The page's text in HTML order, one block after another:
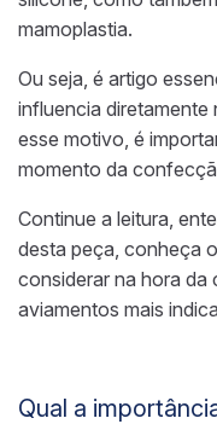
mamoplastia.
Ou seja, é artigo
influencia
esse motivo, é
momento da
Continue a leitura,
desta peça, conheça
considerar na hora
aviamentos mais
Qual a